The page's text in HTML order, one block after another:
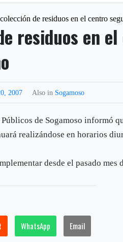
de residuos en el centro
residuos en
2007 Also in Sogamoso
de Sogamoso informó
realizándose en horarios
desde el pasado
WhatsApp Email